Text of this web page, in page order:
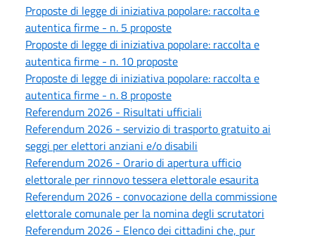
Proposte di legge di iniziativa popolare: raccolta e
autentica firme - n. 5 proposte
Proposte di legge di iniziativa popolare: raccolta e
autentica firme - n. 10 proposte
Proposte di legge di iniziativa popolare: raccolta e
autentica firme - n. 8 proposte
Referendum 2026 - Risultati ufficiali
Referendum 2026 - servizio di trasporto gratuito ai
seggi per elettori anziani e/o disabili
Referendum 2026 - Orario di apertura ufficio
elettorale per rinnovo tessera elettorale esaurita
Referendum 2026 - convocazione della commissione
elettorale comunale per la nomina degli scrutatori
Referendum 2026 - Elenco dei cittadini che, pur